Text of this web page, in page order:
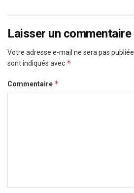
Laisser un commentaire
Votre adresse e-mail ne sera pas publiée.
sont indiqués avec *
Commentaire *